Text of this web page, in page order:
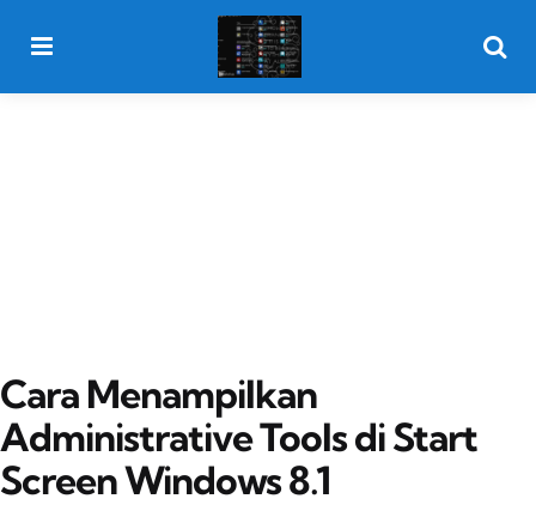
Cara Menampilkan
Administrative Tools di Start
Screen Windows 8.1